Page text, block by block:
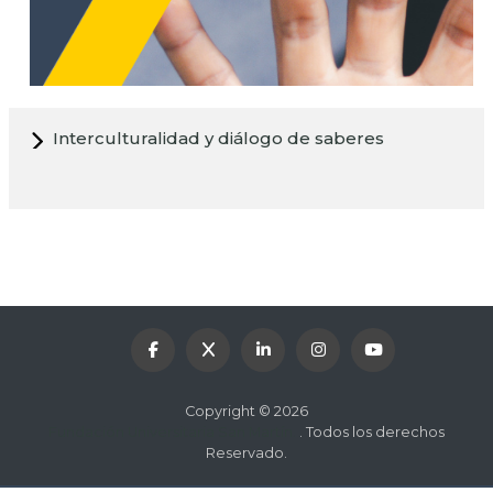
Interculturalidad y diálogo de saberes
Copyright © 2026
. Todos los derechos
Reservado.